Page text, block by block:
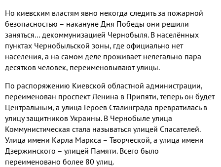
Но киевским властям явно некогда следить за пожарной
безопасностью – накануне Дня Победы они решили
заняться… декоммунизацией Чернобыля. В населённых
пунктах Чернобыльской зоны, где официально нет
населения, а на самом деле проживает нелегально пара
десятков человек, переименовывают улицы.
По распоряжению Киевской областной администрации,
переименован проспект Ленина в Припяти, теперь он будет
Центральным, а улица Героев Сталинграда превратилась в
улицу защитников Украины. В Чернобыле улица
Коммунистическая стала называться улицей Спасателей.
Улица имени Карла Маркса – Творческой, а улица имени
Дзержинского – улицей Памяти. Всего было
переименовано более 80 улиц.